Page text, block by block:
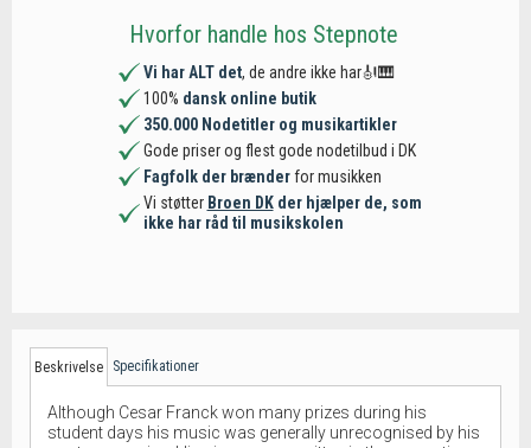
Hvorfor handle hos Stepnote
Vi har ALT det, de andre ikke har🎻🎹
100% dansk online butik
350.000 Nodetitler og musikartikler
Gode priser og flest gode nodetilbud i DK
Fagfolk der brænderfor musikken
Vi støtter Broen DKder hjælper de, som
ikke har råd til musikskolen
Beskrivelse Specifikationer
Although Cesar Franck won many prizes during his
student days his music was generally unrecognised by his